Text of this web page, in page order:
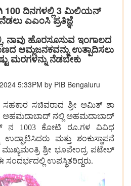
100 ದಿನಗಳಲ್ಲಿ 3 ಮಿಲಿಯನ್
ಎಎಂಸಿ ಪ್ರತಿಜ್ಞೆ
ನಾವು ಹೊರಸೂಸುವ ಇಂಗಾಲದ
ಆಮ್ಲಜನಕವನ್ನು ಉತ್ಪಾದಿಸಲು
ಮರಗಳನ್ನು ನೆಡಬೇಕು
2024 5:33PM by PIB Bengaluru
ಸಹಕಾರ ಸಚಿವರಾದ ಶ್ರೀ ಅಮಿತ್ ಶಾ
ಅಹಮದಾಬಾದ್ ನಲ್ಲಿ ಅಹಮದಾಬಾದ್
ನ 1003 ಕೋಟಿ ರೂ.ಗಳ
ವಿವಿಧ
ಉದ್ಘಾಟಿಸಿದರು ಮತ್ತು
ಶಂಕುಸ್ಥಾಪನೆ
ಮುಖ್ಯಮಂತ್ರಿ ಶ್ರೀ ಭೂಪೇಂದ್ರ ಪಟೇಲ್
ಸಂದರ್ಭದಲ್ಲಿ ಉಪಸ್ಥಿತರಿದ್ದರು.